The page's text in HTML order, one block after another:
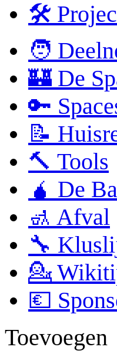
🛠
🧑
🏰 De
🔑
📝
🔨 Tools
🧉 De
🚮 Afval
🔧
💁
💶
Toevoegen